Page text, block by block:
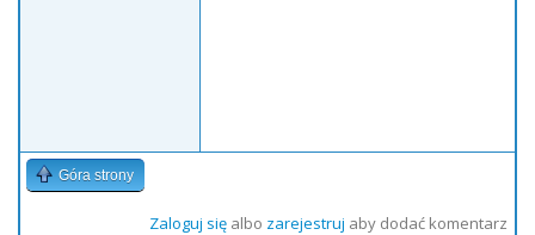
Góra strony
Zaloguj sięalbo zarejestruj aby dodać komentarz